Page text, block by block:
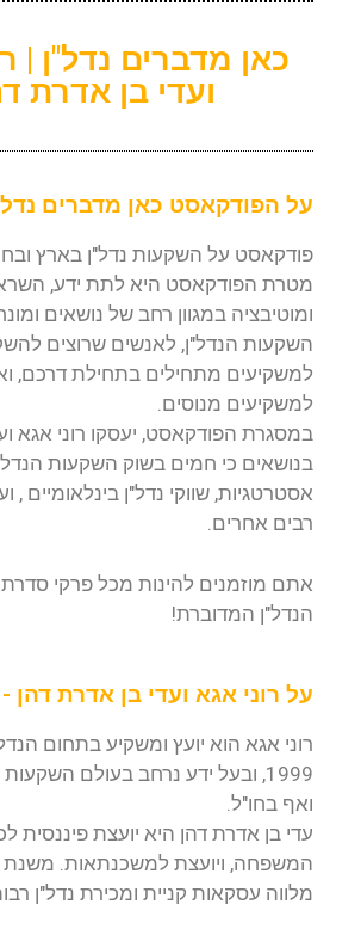
כאן מדברים נדל"ן |
ועדי בן אדרת
על הפודקאסט כאן מדברים
פודקאסט על השקעות נדל"ן בארץ
מטרת הפודקאסט היא לתת ידע,
ומוטיבציה במגוון רחב של נושאים
השקעות הנדל"ן, לאנשים שרוצים
למשקיעים מתחילים בתחילת דרכם,
למשקיעים מנוסים.
במסגרת הפודקאסט, יעסקו רוני אגא
בנושאים כי חמים בשוק השקעות
אסטרטגיות, שווקי נדל"ן בינלאומיים ,
רבים אחרים.
אתם מוזמנים להינות מכל פרקי
הנדל"ן המדוברת!
על רוני אגא ועדי בן אדרת דהן -
רוני אגא הוא יועץ ומשקיע בתחום
1999, ובעל ידע נרחב בעולם
ואף בחו"ל.
עדי בן אדרת דהן היא יועצת פיננסית
מלווה עסקאות קניית ומכירת נדל"ן